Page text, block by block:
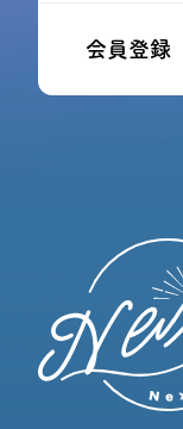
会員登録